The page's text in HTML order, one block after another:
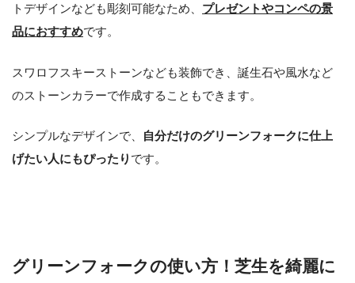
トデザインなども彫刻可能なため、 プレゼントやコンペの景
品におすすめです。
スワロフスキーストーンなども装飾でき、誕生石や風水など
のストーンカラーで作成することもできます。
シンプルなデザインで、
自分だけのグリーンフォークに仕上
げたい人にもぴったり です。
グリーンフォークの使い方！芝生を綺麗に